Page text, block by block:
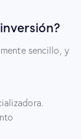
sencillo, y